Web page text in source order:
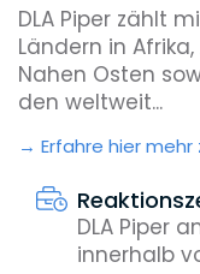
DLA Piper zählt
Ländern in
Nahen Osten
den weltweit...
Erfahre hier
DLA Piper
innerhalb